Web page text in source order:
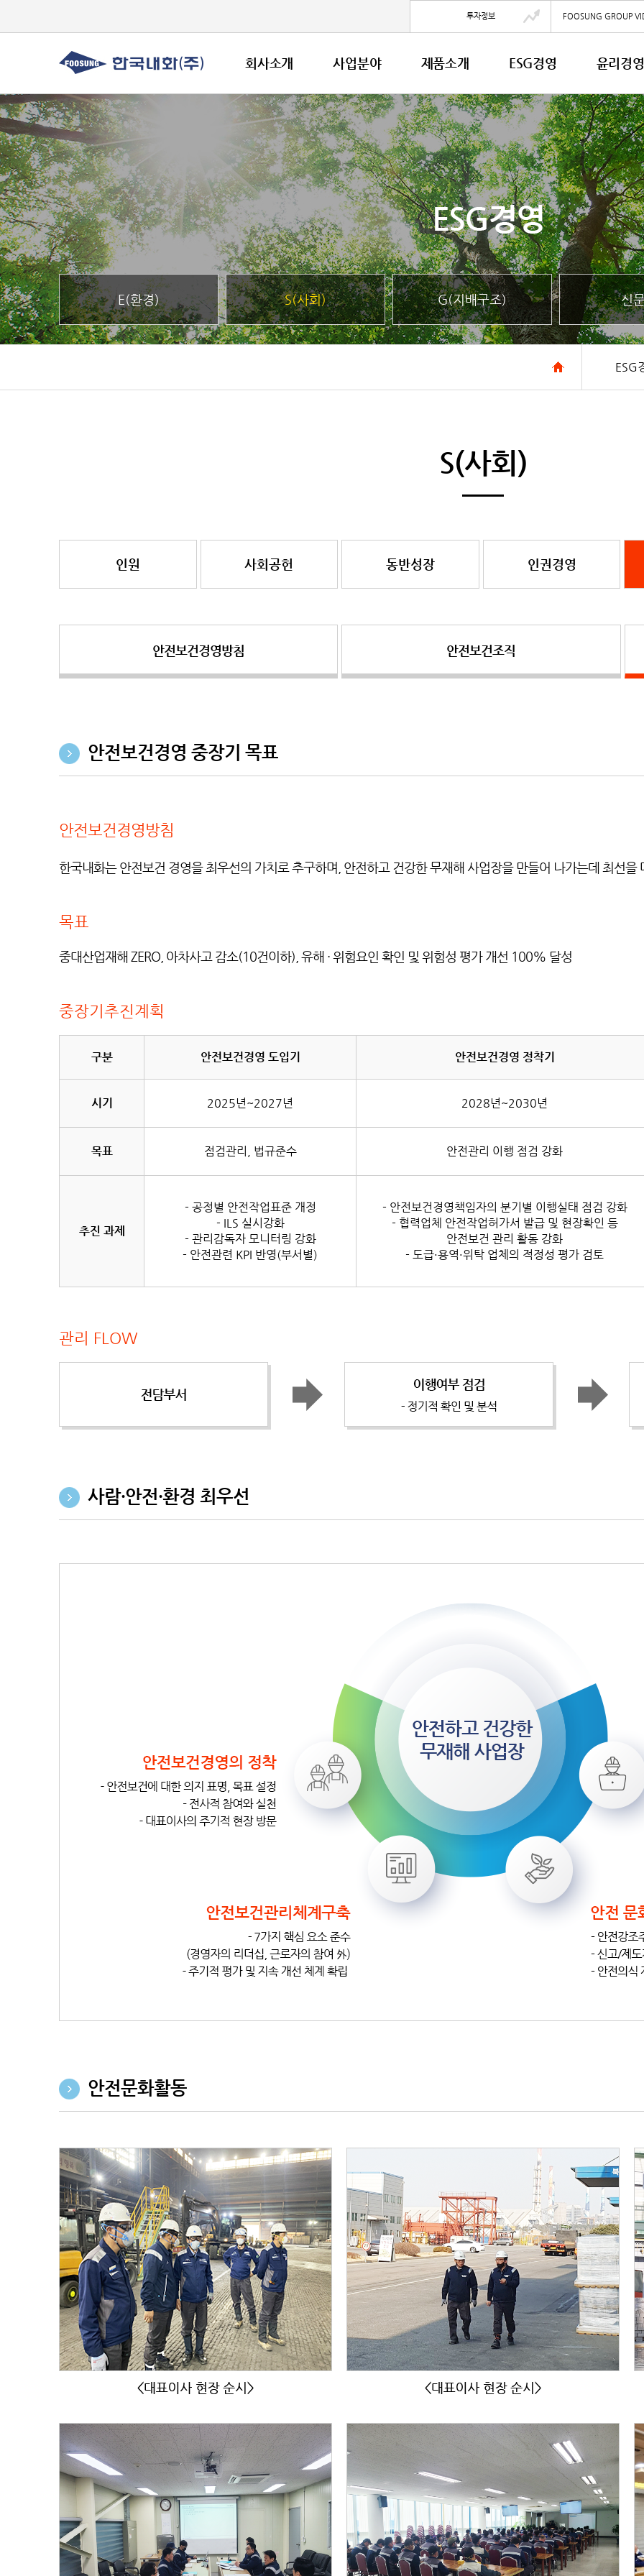
투자정보 FOOSUNG GROUP
회사소개 사업분야 제품소개 ESG경영 윤리경영
E(환경) S(사회) G(지배구조) 신
ESG
S(사회)
인원 사회공헌 동반성장 인권경영
안전보건경영방침 안전보건조직
안전보건경영 중장기 목표
안전보건경영방침
한국내화는 안전보건 경영을 최우선의 가치로 추구하며, 안전하고 건강한 무재해 사업장을 만들어 나가는데 최선을
목표
중대산업재해 ZERO, 아차사고 감소(10건이하), 유해 · 위험요인 확인 및 위험성 평가 개선 100% 달성
중장기추진계획
구분 안전보건경영 도입기 안전보건경영 정착기
시기 2025년~2027년 2028년~2030년
목표 점검관리, 법규준수 안전관리 이행 점검 강화
추진 과제
- 공정별 안전작업표준 개정
- ILS 실시강화
- 관리감독자 모니터링 강화
- 안전관련 KPI 반영(부서별)
- 안전보건경영책임자의 분기별 이행실태 점검 강화
- 협력업체 안전작업허가서 발급 및 현장확인 등
안전보건 관리 활동 강화
- 도급·용역·위탁 업체의 적정성 평가 검토
관리 FLOW
사람·안전·환경 최우선
안전문화활동